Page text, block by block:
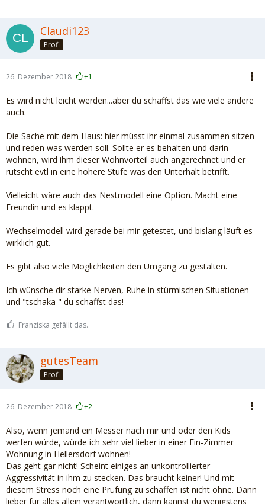
Claudi123
Profi
26. Dezember 2018 +1
Es wird nicht leicht werden...aber du schaffst das wie viele andere
auch.
Die Sache mit dem Haus: hier müsst ihr einmal zusammen sitzen
und reden was werden soll. Sollte er es behalten und darin
wohnen, wird ihm dieser Wohnvorteil auch angerechnet und er
rutscht evtl in eine höhere Stufe was den Unterhalt betrifft.
Vielleicht wäre auch das Nestmodell eine Option. Macht eine
Freundin und es klappt.
Wechselmodell wird gerade bei mir getestet, und bislang läuft es
wirklich gut.
Es gibt also viele Möglichkeiten den Umgang zu gestalten.
Ich wünsche dir starke Nerven, Ruhe in stürmischen Situationen
und "tschaka " du schaffst das!
Franziska gefällt das.
gutesTeam
Profi
26. Dezember 2018 +2
Also, wenn jemand ein Messer nach mir und oder den Kids
werfen würde, würde ich sehr viel lieber in einer Ein-Zimmer
Wohnung in Hellersdorf wohnen!
Das geht gar nicht! Scheint einiges an unkontrollierter
Aggressivität in ihm zu stecken. Das braucht keiner! Und mit
diesem Stress noch eine Prüfung zu schaffen ist nicht ohne. Dann
lieber für alles allein verantwortlich, dann kannst du wenigstens